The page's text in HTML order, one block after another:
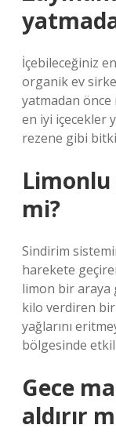
İçebileceğiniz
organik ev
yatmadan önce
en iyi içecekler
rezene gibi bitki
mi?
Sindirim
harekete
limon bir araya
kilo verdiren bir
yağlarını
bölgesinde
Gece
aldırır